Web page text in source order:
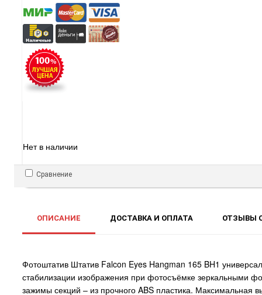
Нет в наличии
Сравнение
ОПИСАНИЕ ДОСТАВКА И ОПЛАТА ОТЗЫВЫ
Фотоштатив Штатив Falcon Eyes Hangman 165 BH1
стабилизации изображения при фотосъёмке зеркальными
зажимы секций – из прочного ABS пластика. Максимальная